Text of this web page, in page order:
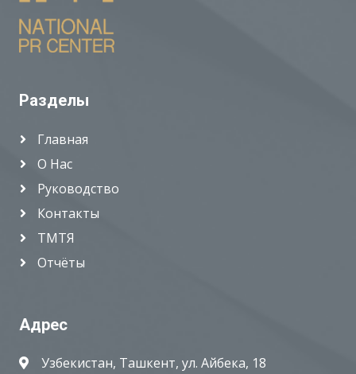
Разделы
Главная
О Нас
Руководство
Контакты
ТМТЯ
Отчёты
Адрес
Узбекистан, Ташкент, ул. Айбека, 18